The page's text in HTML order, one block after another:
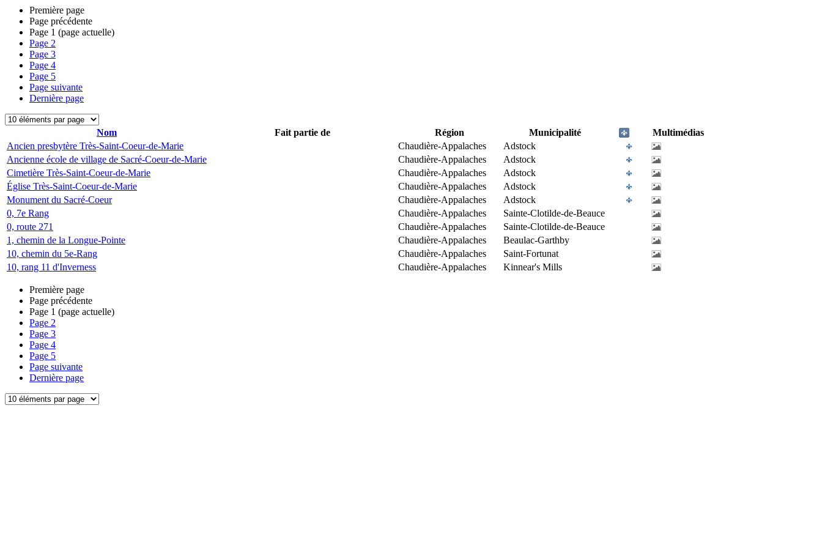
Première page
Page précédente
Page 1 (page actuelle)
Page 2
Page 3
Page 4
Page 5
Page suivante
Dernière page
Nom Fait partie de Région Municipalité
Multimédias
Ancien presbytère Très-Saint-Coeur-de-Marie
Chaudière-Appalaches
Adstock
Ancienne école de village de Sacré-Coeur-de-Marie
Chaudière-Appalaches
Adstock
Cimetière Très-Saint-Coeur-de-Marie
Chaudière-Appalaches
Adstock
Église Très-Saint-Coeur-de-Marie
Chaudière-Appalaches
Adstock
Monument du Sacré-Coeur
Chaudière-Appalaches
Adstock
0, 7e Rang
Chaudière-Appalaches
Sainte-Clotilde-de-Beauce
0, route 271
Chaudière-Appalaches
Sainte-Clotilde-de-Beauce
1, chemin de la Longue-Pointe
Chaudière-Appalaches
Beaulac-Garthby
10, chemin du 5e-Rang
Chaudière-Appalaches
Saint-Fortunat
10, rang 11 d'Inverness
Chaudière-Appalaches Kinnear's Mills
Première page
Page précédente
Page 1 (page actuelle)
Page 2
Page 3
Page 4
Page 5
Page suivante
Dernière page